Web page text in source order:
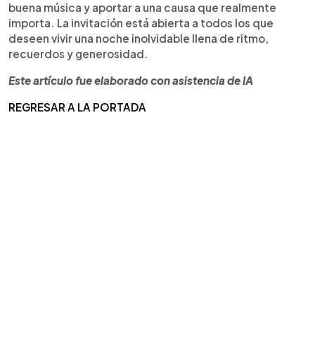
buena música y aportar a una causa que realmente
importa. La invitación está abierta a todos los que
deseen vivir una noche inolvidable llena de ritmo,
recuerdos y generosidad.
Este artículo fue elaborado con asistencia de IA
REGRESAR A LA PORTADA